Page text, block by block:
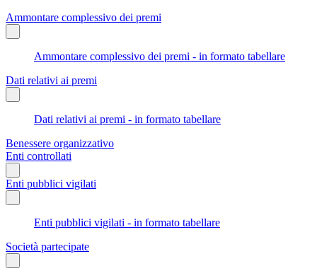
Ammontare complessivo dei premi
Ammontare complessivo dei premi - in formato tabellare
Dati relativi ai premi
Dati relativi ai premi - in formato tabellare
Benessere organizzativo
Enti controllati
Enti pubblici vigilati
Enti pubblici vigilati - in formato tabellare
Società partecipate